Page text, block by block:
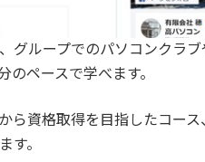
グループでのパソコンクラ
のペースで学べます。
ら資格取得を目指したコー
す。